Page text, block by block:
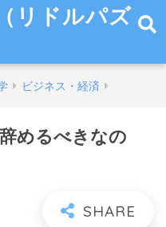
リドルパズ
ビジネス・経済
めるべきなの